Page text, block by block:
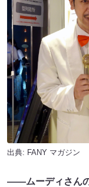
出典: FANY マガジン
――ムーディさん